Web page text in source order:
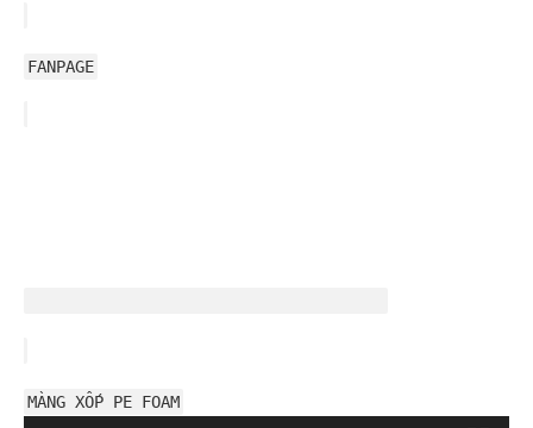
FANPAGE
MÀNG XỐP PE FOAM